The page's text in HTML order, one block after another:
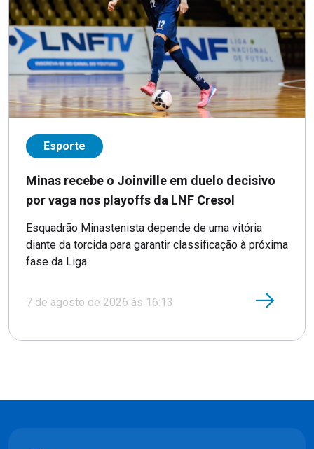
Esporte
Minas recebe o Joinville em duelo decisivo
por vaga nos playoffs da LNF Cresol
Esquadrão Minastenista depende de uma vitória
diante da torcida para garantir classificação à próxima
fase da Liga
7 de agosto de 2026 às 16:13